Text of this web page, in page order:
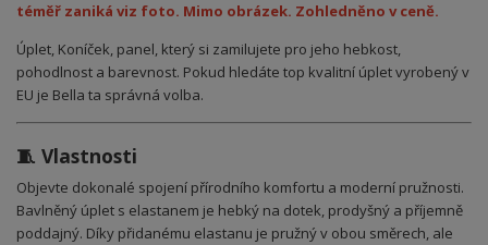
téměř zaniká viz foto. Mimo obrázek. Zohledněno v ceně.
Úplet, Koníček, panel, který si zamilujete pro jeho hebkost,
pohodlnost a barevnost. Pokud hledáte top kvalitní úplet vyrobený v
EU je Bella ta správná volba.
🧵 Vlastnosti
Objevte dokonalé spojení přírodního komfortu a moderní pružnosti.
Bavlněný úplet s elastanem je hebký na dotek, prodyšný a příjemně
poddajný. Díky přidanému elastanu je pružný v obou směrech, ale